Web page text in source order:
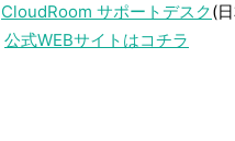
CloudRoom サポートデスク(
公式WEBサイトはコチラ